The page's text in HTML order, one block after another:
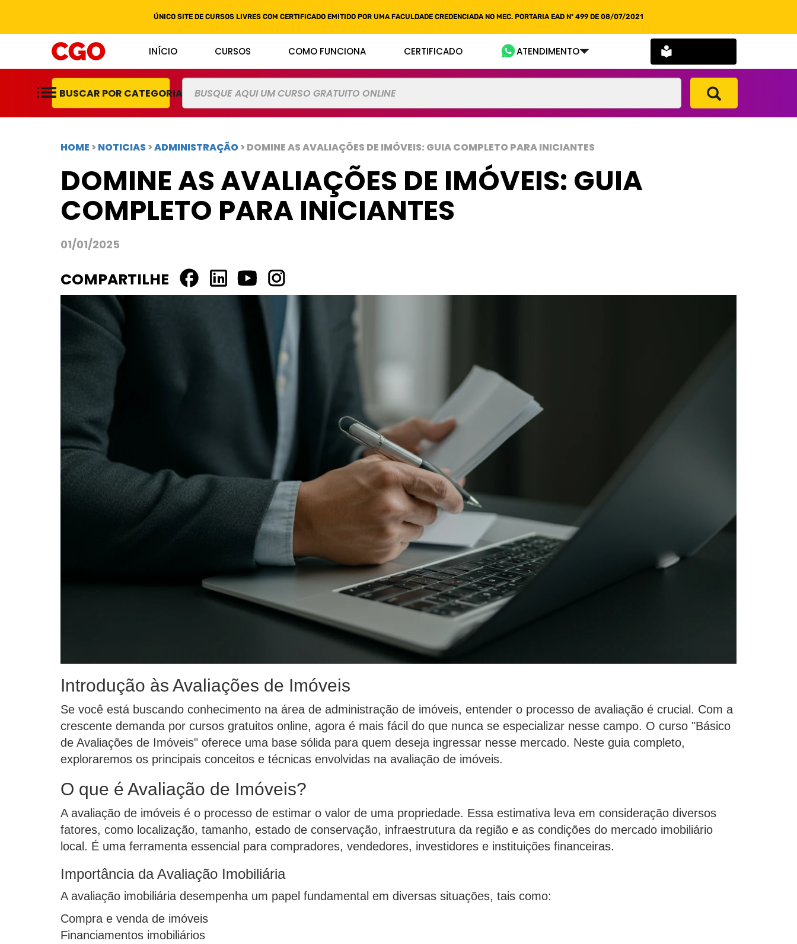
ÚNICO SITE DE CURSOS LIVRES COM CERTIFICADO EMITIDO POR UMA FACULDADE CREDENCIADA NO MEC. PORTARIA EAD Nº 499 DE 08/07/2021
INÍCIO CURSOS COMO FUNCIONA CERTIFICADO ATENDIMENTO
BUSCAR POR CATEGORIAS
HOME >NOTICIAS>ADMINISTRAÇÃO> DOMINE AS AVALIAÇÕES DE IMÓVEIS: GUIA COMPLETO PARA INICIANTES
DOMINE AS AVALIAÇÕES DE IMÓVEIS: GUIA
COMPLETO PARA INICIANTES
01/01/2025
COMPARTILHE
Introdução às Avaliações de Imóveis
Se você está buscando conhecimento na área de administração de imóveis, entender o processo de avaliação é crucial. Com a
crescente demanda por cursos gratuitos online, agora é mais fácil do que nunca se especializar nesse campo. O curso "Básico
de Avaliações de Imóveis" oferece uma base sólida para quem deseja ingressar nesse mercado. Neste guia completo,
exploraremos os principais conceitos e técnicas envolvidas na avaliação de imóveis.
O que é Avaliação de Imóveis?
A avaliação de imóveis é o processo de estimar o valor de uma propriedade. Essa estimativa leva em consideração diversos
fatores, como localização, tamanho, estado de conservação, infraestrutura da região e as condições do mercado imobiliário
local. É uma ferramenta essencial para compradores, vendedores, investidores e instituições financeiras.
Importância da Avaliação Imobiliária
A avaliação imobiliária desempenha um papel fundamental em diversas situações, tais como:
Compra e venda de imóveis
Financiamentos imobiliários